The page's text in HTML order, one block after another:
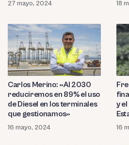
27 mayo, 2024 18
Carlos Merino: «Al 2030
reduciremos en 89% el uso
de Diesel en los terminales
que gestionamos»
16 mayo, 2024
y
en
16